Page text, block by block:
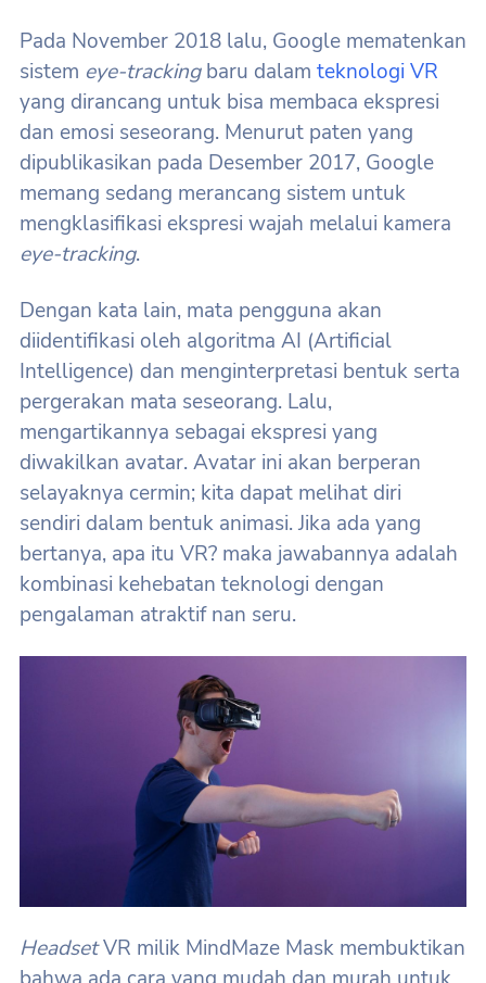
Pada November 2018 lalu, Google mematenkan
sistem eye-trackingbaru dalam teknologi VR
yang dirancang untuk bisa membaca ekspresi
dan emosi seseorang. Menurut paten yang
dipublikasikan pada Desember 2017, Google
memang sedang merancang sistem untuk
mengklasifikasi ekspresi wajah melalui kamera
eye-tracking.
Dengan kata lain, mata pengguna akan
diidentifikasi oleh algoritma AI (Artificial
Intelligence) dan menginterpretasi bentuk serta
pergerakan mata seseorang. Lalu,
mengartikannya sebagai ekspresi yang
diwakilkan avatar. Avatar ini akan berperan
selayaknya cermin; kita dapat melihat diri
sendiri dalam bentuk animasi. Jika ada yang
bertanya, apa itu VR? maka jawabannya adalah
kombinasi kehebatan teknologi dengan
pengalaman atraktif nan seru.
HeadsetVR milik MindMaze Mask membuktikan